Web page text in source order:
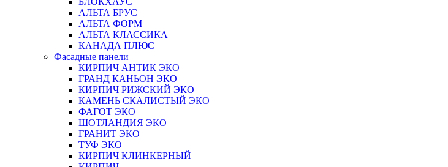
АЛЬТА БРУС
АЛЬТА ФОРМ
АЛЬТА КЛАССИКА
КАНАДА ПЛЮС
Фасадные панели
КИРПИЧ АНТИК ЭКО
ГРАНД КАНЬОН ЭКО
КИРПИЧ РИЖСКИЙ ЭКО
КАМЕНЬ СКАЛИСТЫЙ ЭКО
ФАГОТ ЭКО
ШОТЛАНДИЯ ЭКО
ГРАНИТ ЭКО
ТУФ ЭКО
КИРПИЧ КЛИНКЕРНЫЙ